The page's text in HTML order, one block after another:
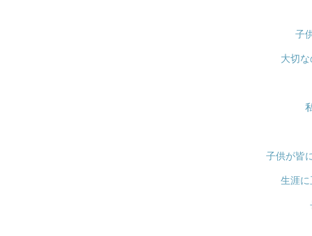
子
大切
子供が皆
生涯